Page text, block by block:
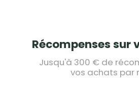
Récompenses sur
Jusqu'à 300 € de
vos achats par